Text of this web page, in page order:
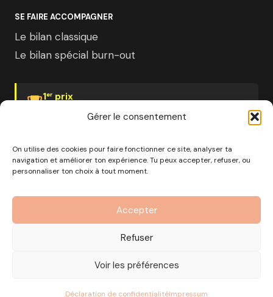
Gérer le consentement
On utilise des cookies pour faire fonctionner ce site, analyser ta
navigation et améliorer ton expérience. Tu peux accepter, refuser, ou
personnaliser ton choix à tout moment.
Accepter
Refuser
Voir les préférences
Déclaration de confidentialitéImpressum
SE FAIRE ACCOMPAGNER
Le bilan classique
Le bilan spécial burn-out
1er prix
capital de 1000€ · RCS Marseille · SIRET
890 976 699 00037
OF n°93 13 18812 13 — Enregistré auprès du préfet de la
région Provence-Alpes-Côte d'Azur
Mentions LégalesPolitique de confidentialité